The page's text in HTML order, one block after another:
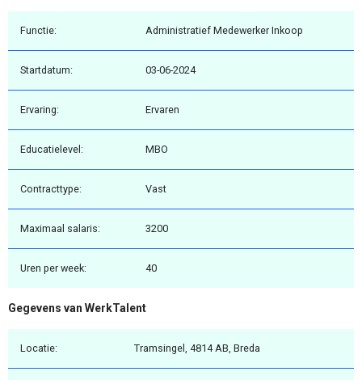
Functie: Administratief Medewerker Inkoop
Startdatum: 03-06-2024
Ervaring: Ervaren
Educatielevel: MBO
Contracttype: Vast
Maximaal salaris: 3200
Uren per week: 40
Gegevens van WerkTalent
Locatie: Tramsingel, 4814 AB, Breda